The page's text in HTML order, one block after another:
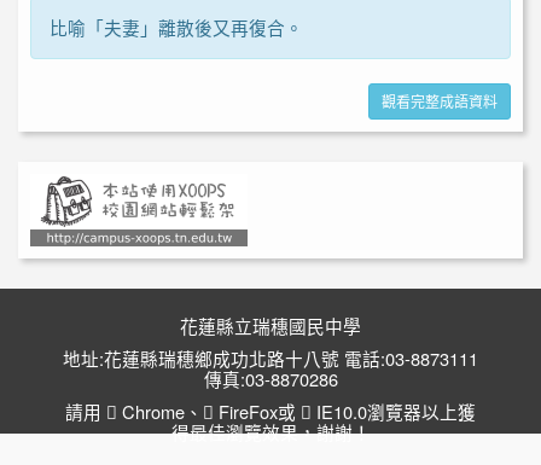
比喻「夫妻」離散後又再復合。
觀看完整成語資料
花蓮縣立瑞穗國民中學
地址:花蓮縣瑞穗鄉成功北路十八號 電話:03-8873111
傳真:03-8870286
請用
Chrome 、 FireFox或
IE10.0瀏覽器以上獲
得最佳瀏覽效果，謝謝！